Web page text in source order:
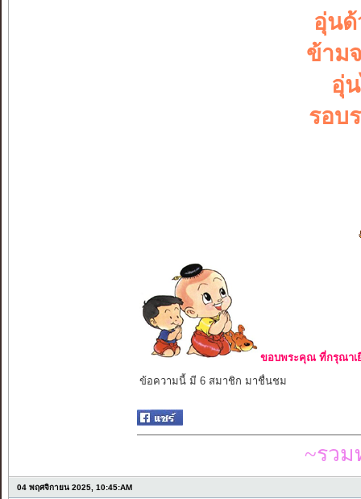
อุ่นด้
ข้าม
อุ่
รอบ
ขอบพระคุณ ที่กรุณาเ
ข้อความนี้ มี 6 สมาชิก มาชื่นชม
~รวม
04 พฤศจิกายน 2025, 10:45:AM